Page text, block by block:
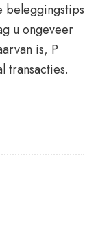
beleggingstips
u ongeveer
is, P
transacties.